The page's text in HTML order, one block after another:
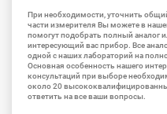
При необходимости, уточнить
части измерителя Вы можете в
помогут подобрать полный аналог
интересующий вас прибор. Все
одной с наших лабораторий на
Основная особенность нашего
консультаций при выборе
около 20
ответить на все ваши вопросы.